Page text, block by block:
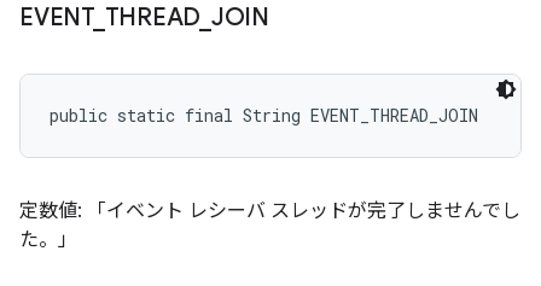
EVENT_ THREAD JOIN
public static final String EVENT_THREAD_JOIN
定数値: 「イベント レシーバ スレッドが完了しませんでし
た。」